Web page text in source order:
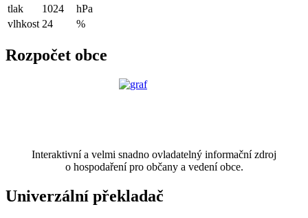
tlak
1024
hPa
vlhkost 24 %
Rozpočet obce
Interaktivní a velmi snadno ovladatelný informační zdroj
o hospodaření pro občany a vedení obce.
Univerzální překladač